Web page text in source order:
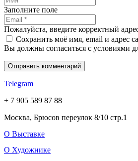
Заполните поле
Пожалуйста, введите корректный
Сохранить моё имя, email и адрес
Вы должны согласиться с условиями
Отправить комментарий
Telegram
+ 7 905 589 87 88
Москва, Брюсов переулок 8/10 стр.1
О Выставке
О Художнике